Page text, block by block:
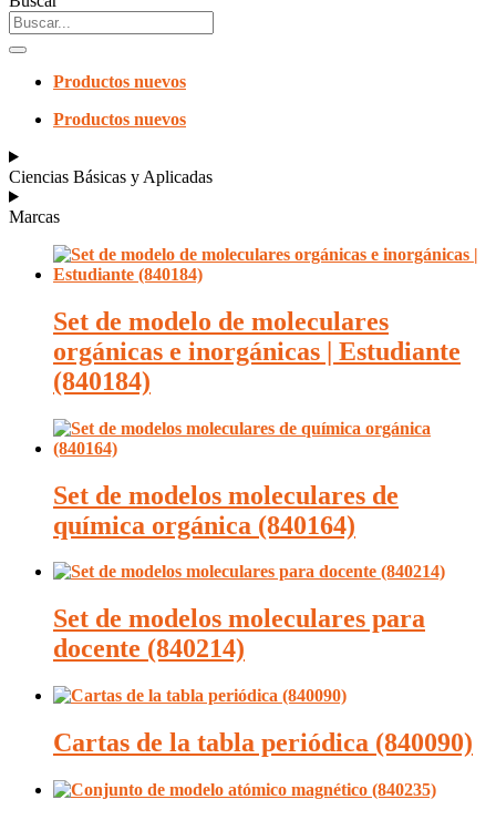
Productos nuevos
Productos nuevos
Ciencias Básicas y Aplicadas
Marcas
Set de modelo de moleculares
orgánicas e inorgánicas | Estudiante
(840184)
Set de modelos moleculares de
química orgánica (840164)
Set de modelos moleculares para
docente (840214)
Cartas de la tabla periódica (840090)